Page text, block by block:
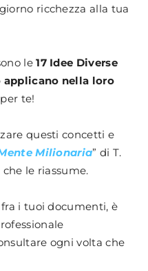
ricchezza alla tua
le17 Idee Diverse
applicano nella loro
te!
questi concetti e
Milionaria” di T.
che le riassume.
i tuoi documenti, è
ogni volta che